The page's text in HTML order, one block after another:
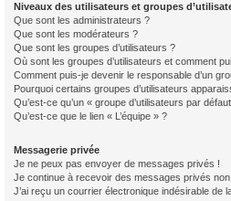
Niveaux des utilisateurs et groupes
Que sont les administrateurs ?
Que sont les modérateurs ?
Que sont les groupes d’utilisateurs ?
Où sont les groupes d’utilisateurs et comment
Comment puis-je devenir le responsable d’un
Pourquoi certains groupes d’utilisateurs
Qu’est-ce qu’un « groupe d’utilisateurs par
Qu’est-ce que le lien « L’équipe » ?
Messagerie privée
Je ne peux pas envoyer de messages privés !
Je continue à recevoir des messages privés non
J’ai reçu un courrier électronique indésirable de